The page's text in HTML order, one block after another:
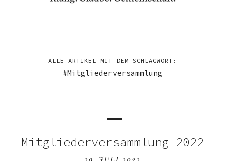
ALLE ARTIKEL MIT DEM SCHLAGWORT:
Mitgliederversammlung
Mitgliederversammlung 2022